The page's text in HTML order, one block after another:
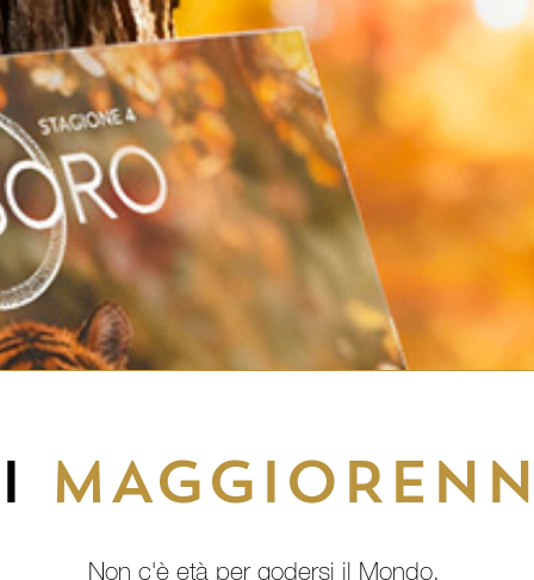
Non c'è età per godersi il Mondo,